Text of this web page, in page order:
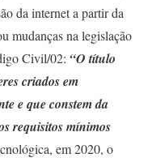
da internet a partir da
mudanças na legislação
Civil/02: “O título
criados em
e que constem da
requisitos mínimos
em 2020, o